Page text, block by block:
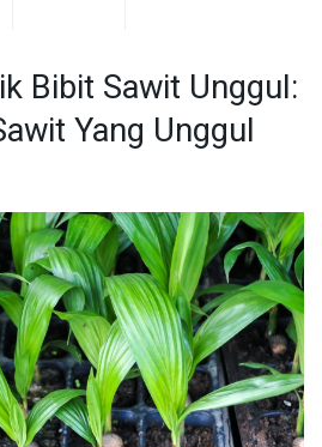
Bibit Sawit Unggul:
Yang Unggul